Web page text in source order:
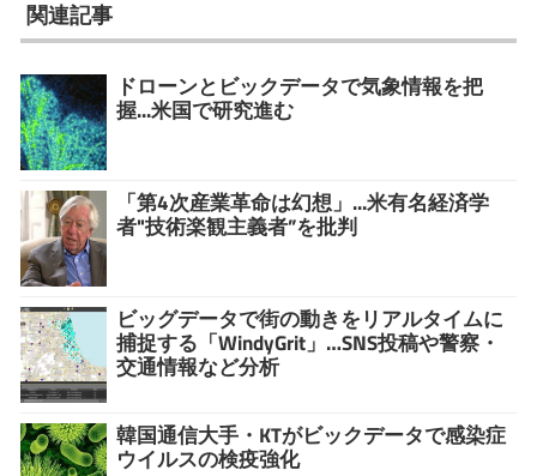
関連記事
ドローンとビックデータで気象情報を把
握...米国で研究進む
「第4次産業革命は幻想」...米有名経済学
者"技術楽観主義者”を批判
ビッグデータで街の動きをリアルタイムに
捕捉する「WindyGrit」…SNS投稿や警察・
交通情報など分析
韓国通信大手・KTがビックデータで感染症
ウイルスの検疫強化